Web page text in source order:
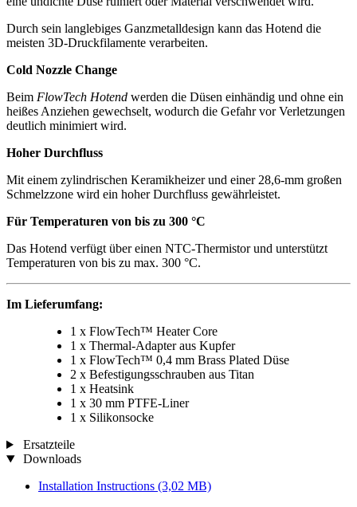
Durch sein langlebiges Ganzmetalldesign kann das Hotend die
meisten 3D-Druckfilamente verarbeiten.
Cold Nozzle Change
Beim FlowTech Hotend werden die Düsen einhändig und ohne ein
heißes Anziehen gewechselt, wodurch die Gefahr vor Verletzungen
deutlich minimiert wird.
Hoher Durchfluss
Mit einem zylindrischen Keramikheizer und einer 28,6-mm großen
Schmelzzone wird ein hoher Durchfluss gewährleistet.
Für Temperaturen von bis zu 300 °C
Das Hotend verfügt über einen NTC-Thermistor und unterstützt
Temperaturen von bis zu max. 300 °C.
Im Lieferumfang:
1 x FlowTech™ Heater Core
1 x Thermal-Adapter aus Kupfer
1 x FlowTech™ 0,4 mm Brass Plated Düse
2 x Befestigungsschrauben aus Titan
1 x Heatsink
1 x 30 mm PTFE-Liner
1 x Silikonsocke
Ersatzteile
Downloads
Installation Instructions (3,02 MB)